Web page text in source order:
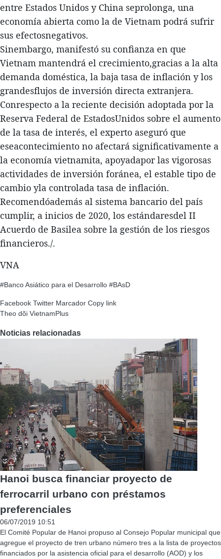
entre Estados Unidos y China seprolonga, una
economía abierta como la de Vietnam podrá sufrir
sus efectosnegativos.
Sinembargo, manifestó su confianza en que
Vietnam mantendrá el crecimiento,gracias a la alta
demanda doméstica, la baja tasa de inflación y los
grandesflujos de inversión directa extranjera.
Conrespecto a la reciente decisión adoptada por la
Reserva Federal de EstadosUnidos sobre el aumento
de la tasa de interés, el experto aseguró que
eseacontecimiento no afectará significativamente a
la economía vietnamita, apoyadapor las vigorosas
actividades de inversión foránea, el estable tipo de
cambio yla controlada tasa de inflación.
Recomendóademás al sistema bancario del país
cumplir, a inicios de 2020, los estándaresdel II
Acuerdo de Basilea sobre la gestión de los riesgos
financieros./.
VNA
#Banco Asiático para el Desarrollo #BAsD
Facebook Twitter Marcador Copy link
Theo dõi VietnamPlus
Noticias relacionadas
Hanoi busca financiar proyecto de
ferrocarril urbano con préstamos
preferenciales
06/07/2019 10:51
El Comité Popular de Hanoi propuso al Consejo Popular municipal que
agregue el proyecto de tren urbano número tres a la lista de proyectos
financiados por la asistencia oficial para el desarrollo (AOD) y los